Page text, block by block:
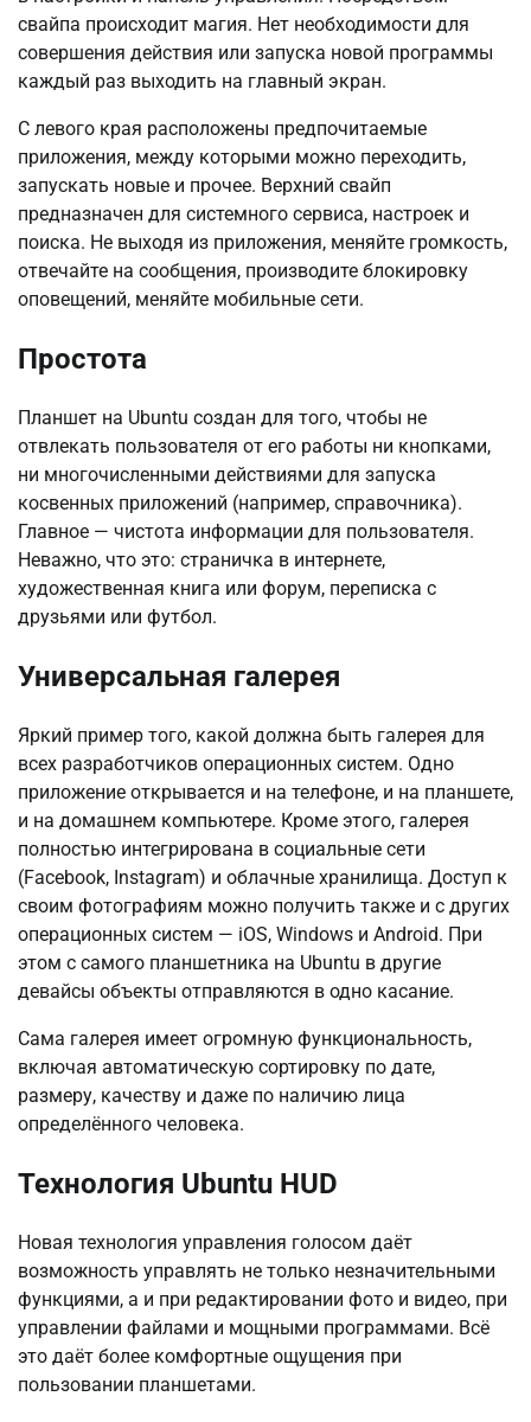
свайпа происходит магия. Нет необходимости для
совершения действия или запуска новой программы
каждый раз выходить на главный экран.
С левого края расположены предпочитаемые
приложения, между которыми можно переходить,
запускать новые и прочее. Верхний свайп
предназначен для системного сервиса, настроек и
поиска. Не выходя из приложения, меняйте громкость,
отвечайте на сообщения, производите блокировку
оповещений, меняйте мобильные сети.
Простота
Планшет на Ubuntu создан для того, чтобы не
отвлекать пользователя от его работы ни кнопками,
ни многочисленными действиями для запуска
косвенных приложений (например, справочника).
Главное — чистота информации для пользователя.
Неважно, что это: страничка в интернете,
художественная книга или форум, переписка с
друзьями или футбол.
Универсальная галерея
Яркий пример того, какой должна быть галерея для
всех разработчиков операционных систем. Одно
приложение открывается и на телефоне, и на планшете,
и на домашнем компьютере. Кроме этого, галерея
полностью интегрирована в социальные сети
(Facebook, Instagram) и облачные хранилища. Доступ к
своим фотографиям можно получить также и с других
операционных систем — iOS, Windows и Android. При
этом с самого планшетника на Ubuntu в другие
девайсы объекты отправляются в одно касание.
Сама галерея имеет огромную функциональность,
включая автоматическую сортировку по дате,
размеру, качеству и даже по наличию лица
определённого человека.
Технология Ubuntu HUD
Новая технология управления голосом даёт
возможность управлять не только незначительными
функциями, а и при редактировании фото и видео, при
управлении файлами и мощными программами. Всё
это даёт более комфортные ощущения при
пользовании планшетами.